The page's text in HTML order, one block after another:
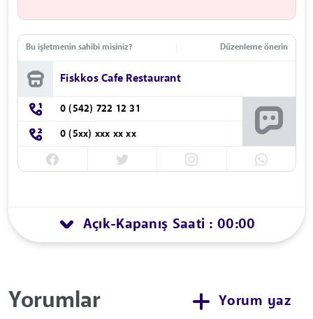
Bu işletmenin sahibi misiniz? Düzenleme önerin
Fiskkos Cafe Restaurant
0 (542) 722 12 31
0 (5xx) xxx xx xx
Açık-Kapanış Saati : 00:00
Yorumlar Yorum yaz